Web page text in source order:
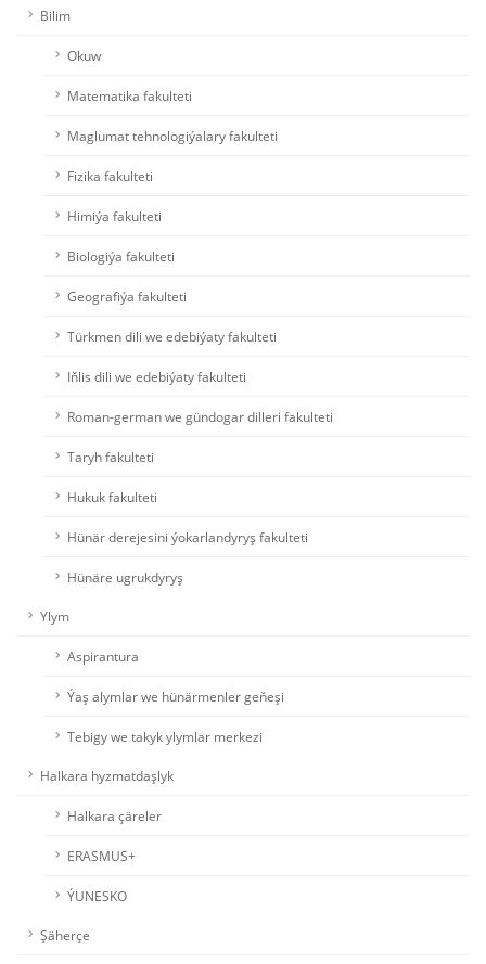
Bilim
Okuw
Matematika fakulteti
Maglumat tehnologiýalary fakulteti
Fizika fakulteti
Himiýa fakulteti
Biologiýa fakulteti
Geografiýa fakulteti
Türkmen dili we edebiýaty fakulteti
Iňlis dili we edebiýaty fakulteti
Roman-german we gündogar dilleri fakulteti
Taryh fakulteti
Hukuk fakulteti
Hünär derejesini ýokarlandyryş fakulteti
Hünäre ugrukdyryş
Ylym
Aspirantura
Ýaş alymlar we hünärmenler geňeşi
Tebigy we takyk ylymlar merkezi
Halkara hyzmatdaşlyk
Halkara çäreler
ERASMUS+
ÝUNESKO
Şäherçe